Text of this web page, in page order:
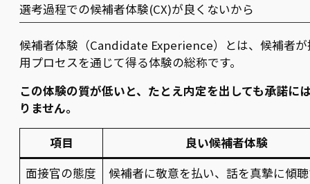
選考過程での候補者体験(CX)が良くないから
候補者体験（Candidate Experience）とは、候補者が
用プロセスを通じて得る体験の総称です。
この体験の質が低いと、たとえ内定を出しても承諾に
りません。
項目
良い候補者体験
面接官の態度
候補者に敬意を払い、話を真摯に傾